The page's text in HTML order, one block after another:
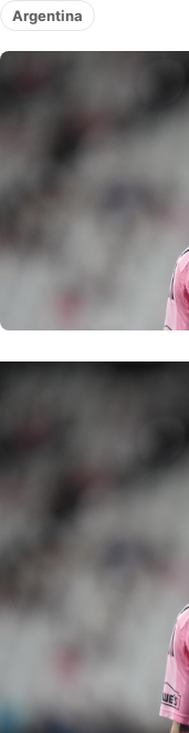
Argentina